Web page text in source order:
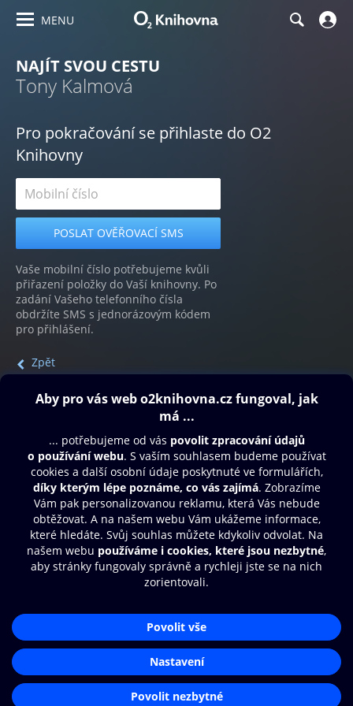
MENU
NAJÍT SVOU CESTU
Tony Kalmová
Pro pokračování se přihlaste do O2
Knihovny
Vaše mobilní číslo potřebujeme kvůli
přiřazení položky do Vaší knihovny. Po
zadání Vašeho telefonního čísla
obdržíte SMS s jednorázovým kódem
pro přihlášení.
Zpět
Obsah ke stažení
Moje O2 Knihovna
Další zábava
© O2 Czech Republic a.s.
Přístupnost
Zásady zpracování osobních údajů
Nastavení cookies
Aplikace O2 Knihovna
Čti a poslouchej své e-knihy a
audioknihy rychleji a pohodlněji.